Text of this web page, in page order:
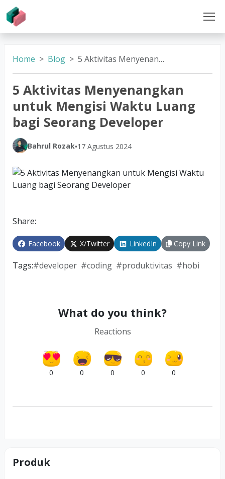
Home Blog 5 Aktivitas Menyenangkan untuk Mengisi Waktu Luang bagi Seorang Developer
5 Aktivitas Menyenangkan
untuk Mengisi Waktu Luang
bagi Seorang Developer
Bahrul Rozak•17 Agustus 2024
Share:
Facebook X/Twitter LinkedIn Copy Link
Tags:#developer #coding #produktivitas #hobi
What do you think?
Reactions
0 0 0 0 0
Produk